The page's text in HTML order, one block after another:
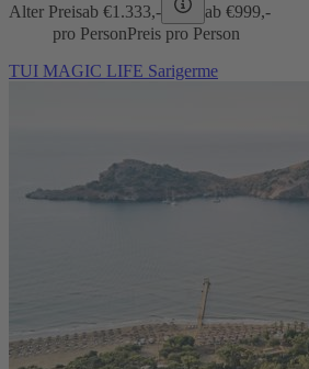
Alter Preisab €1.333,- ab €999,-
pro PersonPreis pro Person
TUI MAGIC LIFE Sarigerme